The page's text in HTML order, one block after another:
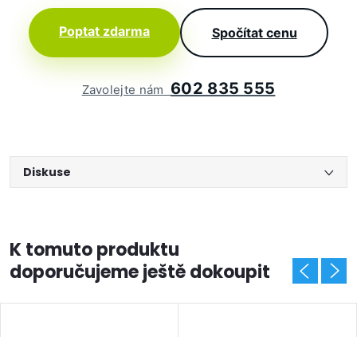
Poptat zdarma Spočítat cenu
Zavolejte nám 602 835 555
Diskuse
K tomuto produktu
doporučujeme ještě dokoupit